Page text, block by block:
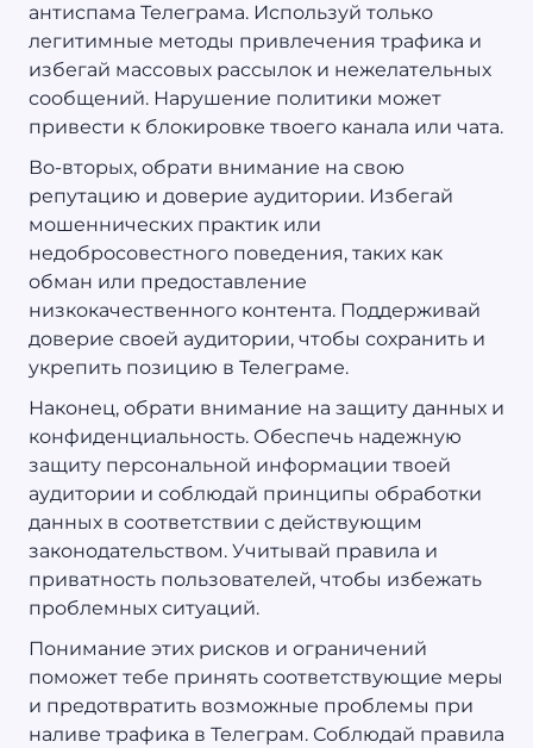
антиспама Телеграма. Используй только
легитимные методы привлечения трафика и
избегай массовых рассылок и нежелательных
сообщений. Нарушение политики может
привести к блокировке твоего канала или чата.
Во-вторых, обрати внимание на свою
репутацию и доверие аудитории. Избегай
мошеннических практик или
недобросовестного поведения, таких как
обман или предоставление
низкокачественного контента. Поддерживай
доверие своей аудитории, чтобы сохранить и
укрепить позицию в Телеграме.
Наконец, обрати внимание на защиту данных и
конфиденциальность. Обеспечь надежную
защиту персональной информации твоей
аудитории и соблюдай принципы обработки
данных в соответствии с действующим
законодательством. Учитывай правила и
приватность пользователей, чтобы избежать
проблемных ситуаций.
Понимание этих рисков и ограничений
поможет тебе принять соответствующие меры
и предотвратить возможные проблемы при
наливе трафика в Телеграм. Соблюдай правила